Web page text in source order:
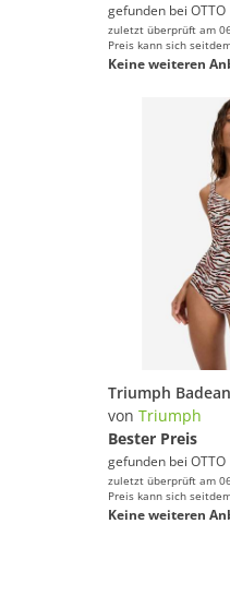
gefunden bei OTTO
zuletzt überprüft am
Preis kann sich
Keine weiteren
von Triumph
Bester Preis
gefunden bei OTTO
zuletzt überprüft am
Preis kann sich
Keine weiteren